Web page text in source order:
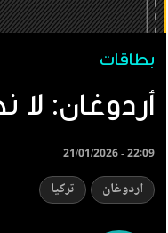
بطاقات
أردوغان:
21/01/2026 - 22:09
اردوغان تركيا